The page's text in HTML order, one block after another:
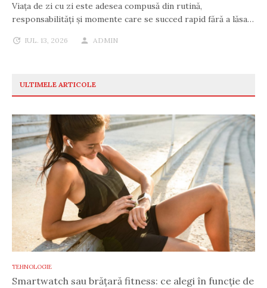
Viața de zi cu zi este adesea compusă din rutină,
responsabilități și momente care se succed rapid fără a lăsa…
IUL. 13, 2026 ADMIN
ULTIMELE ARTICOLE
TEHNOLOGIE
Smartwatch sau brățară fitness: ce alegi în funcție de